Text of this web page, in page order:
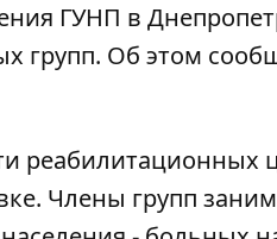
ГУНП в
групп. Об этом
реабилитационных
Члены групп